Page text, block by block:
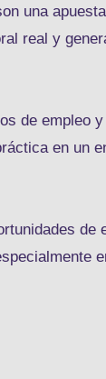
una
real y
de empleo
en un
de